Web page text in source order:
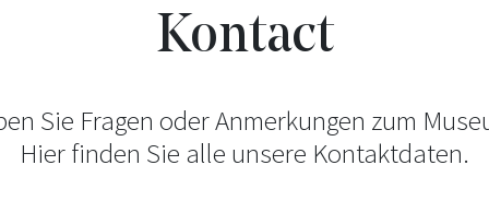
Kontact
Sie Fragen oder Anmerkungen zum
Hier finden Sie alle unsere Kontaktdaten.